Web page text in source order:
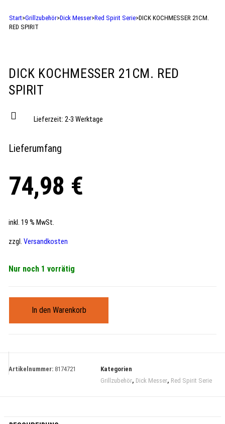
Start>Grillzubehör>Dick Messer>Red Spirit Serie>DICK KOCHMESSER 21CM.
RED SPIRIT
DICK KOCHMESSER 21CM. RED
SPIRIT
Lieferzeit: 2-3 Werktage
Lieferumfang
74,98 €
inkl. 19 % MwSt.
zzgl. Versandkosten
Nur noch 1 vorrätig
In den Warenkorb
Artikelnummer: 8174721
Kategorien
Grillzubehör, Dick Messer, Red Spirit Serie